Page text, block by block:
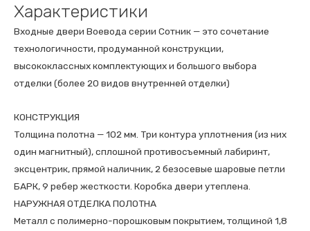
В-9
САМШИТ
БЕЛЫЙ
Характеристики
Входные двери Воевода серии Сотник — это сочетание
технологичности, продуманной конструкции,
высококлассных комплектующих и большого выбора
отделки (более 20 видов внутренней отделки)
КОНСТРУКЦИЯ
Толщина полотна — 102 мм. Три контура уплотнения (из них
один магнитный), сплошной противосъемный лабиринт,
эксцентрик, прямой наличник, 2 безосевые шаровые петли
БАРК, 9 ребер жесткости. Коробка двери утеплена.
НАРУЖНАЯ ОТДЕЛКА ПОЛОТНА
Металл с полимерно-порошковым покрытием, толщиной 1,8